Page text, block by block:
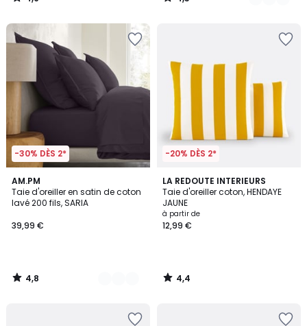
/
/
-30% DÈS 2*
AM.PM
Taie d'oreiller en satin de coton
lavé 200 fils, SARIA
39,99 €
4,8
/ 5
9
Couleurs
4,8
/
-20% DÈS 2*
LA REDOUTE INTERIEURS
Taie d'oreiller coton, HENDAYE
JAUNE
à partir de
12,99 €
4,4
/ 5
4,4
/